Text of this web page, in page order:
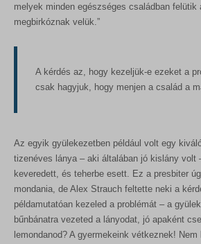
melyek minden egészséges családban felütik
megbirkóznak velük.”
A kérdés az, hogy kezeljük-e ezeket a
csak hagyjuk, hogy menjen a család a
Az egyik gyülekezetben például volt egy
tizenéves lánya – aki általában jó kislány volt
keveredett, és teherbe esett. Ez a presbiter
mondania, de Alex Strauch feltette neki a
példamutatóan kezeled a problémát – a
bűnbánatra vezeted a lányodat, jó apaként
lemondanod? A gyermekeink vétkeznek!